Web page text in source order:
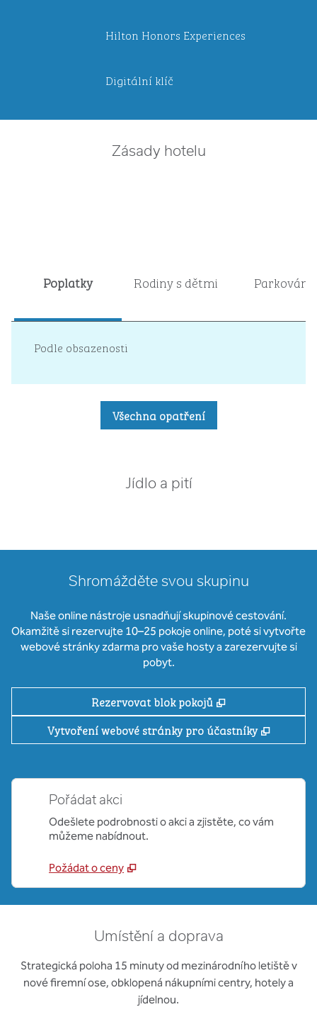
Hilton Honors Experiences
Digitální klíč
Zásady hotelu
Poplatky Rodiny s dětmi Parkování
Podle obsazenosti
Všechna opatření
Jídlo a pití
Shromážděte svou skupinu
Naše online nástroje usnadňují skupinové cestování.
Okamžitě si rezervujte 10–25 pokoje online, poté si vytvořte
webové stránky zdarma pro vaše hosty a zarezervujte si
pobyt.
Rezervovat blok pokojů ,
Vytvoření webové stránky pro účastníky
,
Pořádat akci
Odešlete podrobnosti o akci a zjistěte, co vám
můžeme nabídnout.
Požádat o ceny
Umístění a doprava
Strategická poloha 15 minuty od mezinárodního letiště v
nové firemní ose, obklopená nákupními centry, hotely a
jídelnou.